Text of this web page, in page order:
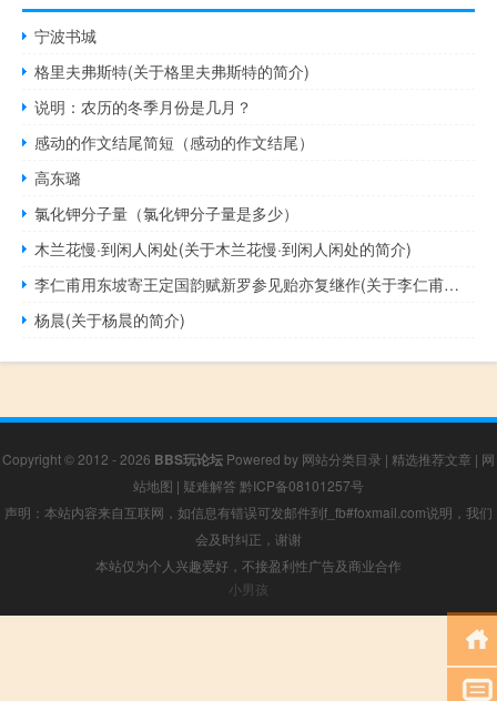
宁波书城
格里夫弗斯特(关于格里夫弗斯特的简介)
说明：农历的冬季月份是几月？
感动的作文结尾简短（感动的作文结尾）
高东璐
氯化钾分子量（氯化钾分子量是多少）
木兰花慢·到闲人闲处(关于木兰花慢·到闲人闲处的简介)
李仁甫用东坡寄王定国韵赋新罗参见贻亦复继作(关于李仁甫用东坡寄王定国韵赋新罗参见贻亦复继作的简介)
杨晨(关于杨晨的简介)
Copyright © 2012 - 2026 BBS玩论坛 Powered by 网站分类目录 | 精选推荐文章 | 网
站地图 | 疑难解答 黔ICP备08101257号
声明：本站内容来自互联网，如信息有错误可发邮件到f_fb#foxmail.com说明，我们
会及时纠正，谢谢
本站仅为个人兴趣爱好，不接盈利性广告及商业合作
小男孩